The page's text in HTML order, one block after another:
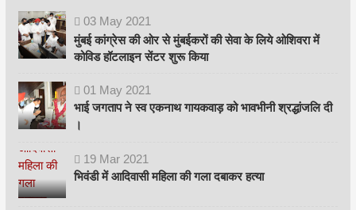
03 May 2021
मुंबई कांग्रेस की ओर से मुंबईकरों की सेवा के लिये ओशिवरा में
कोविड हॉटलाइन सेंटर शुरू किया
01 May 2021
भाई जगताप ने स्व एकनाथ गायकवाड़ को भावभीनी श्रद्धांजलि दी
।
19 Mar 2021
भिवंडी में आदिवासी महिला की गला दबाकर हत्या